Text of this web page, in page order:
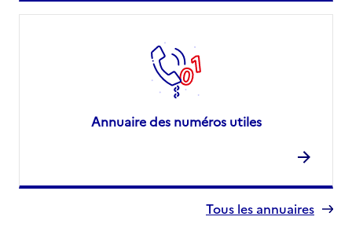
Annuaire des numéros utiles
Tous les annuaires